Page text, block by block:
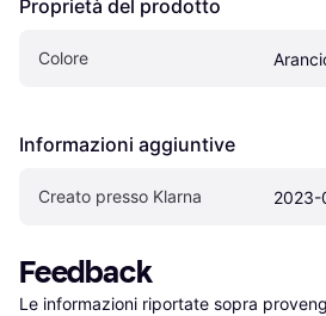
Proprietà del prodotto
Colore
Informazioni aggiuntive
Creato presso Klarna
Feedback
Le informazioni riportate sopra